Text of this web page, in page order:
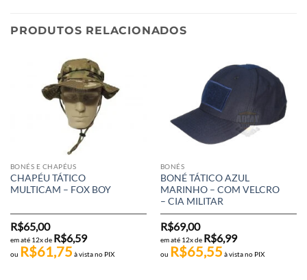
PRODUTOS RELACIONADOS
BONÉS E CHAPÉUS
CHAPÉU TÁTICO
MULTICAM – FOX BOY
R$65,00
em até 12x de R$6,59
ou R$61,75 à vista no PIX
BONÉS
BONÉ TÁTICO AZUL
MARINHO – COM VELCRO
– CIA MILITAR
R$69,00
em até 12x de R$6,99
ou R$65,55 à vista no PIX